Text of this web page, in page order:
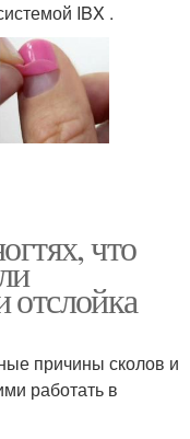
IBX .
что
отслойка
причины сколов и
работать в